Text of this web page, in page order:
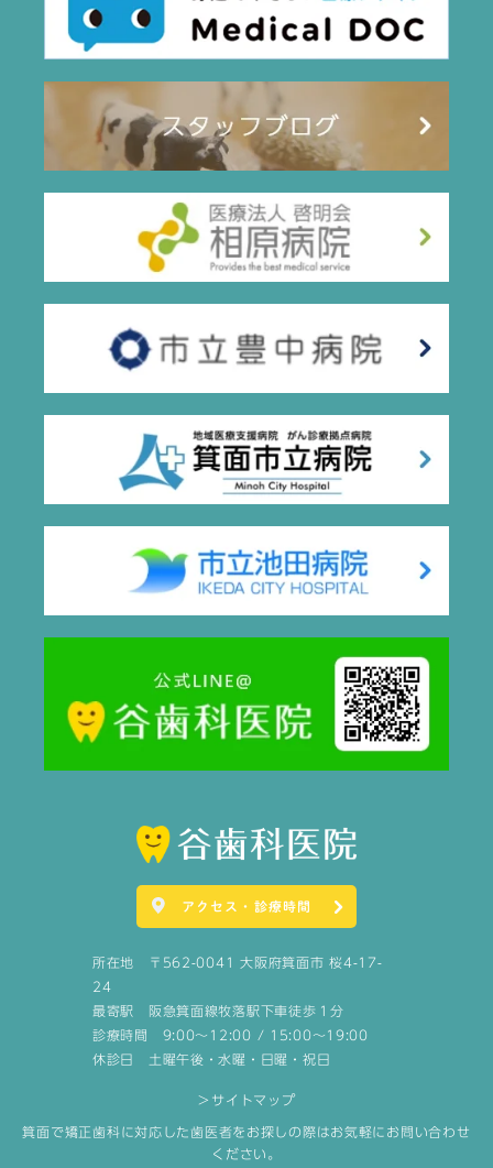
アクセス・診療時間
所在地 〒562-0041 大阪府箕面市 桜4-17-
24
最寄駅 阪急箕面線牧落駅下車徒歩１分
診療時間 9:00～12:00 / 15:00～19:00
休診日 土曜午後・水曜・日曜・祝日
＞サイトマップ
箕面で矯正歯科に対応した歯医者をお探しの際はお気軽にお問い合わせ
ください。